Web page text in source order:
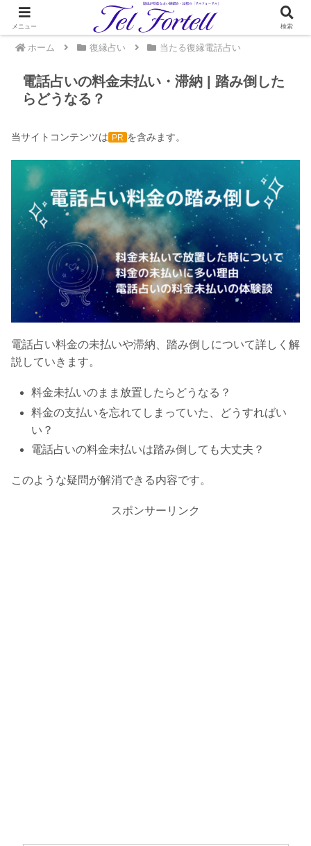
ホーム 復縁占い 当たる復縁電話占い
電話占いの料金未払い・滞納 | 踏み倒した
らどうなる？
当サイトコンテンツは PR を含みます。
電話占い料金の未払いや滞納、踏み倒しについて詳しく解
説していきます。
料金未払いのまま放置したらどうなる？
料金の支払いを忘れてしまっていた、どうすればい
い？
電話占いの料金未払いは踏み倒しても大丈夫？
このような疑問が解消できる内容です。
スポンサーリンク
メニュー 検索